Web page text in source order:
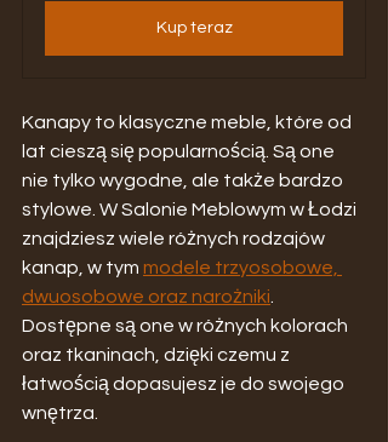
Kup teraz
Kanapy to klasyczne meble, które od
lat cieszą się popularnością. Są one
nie tylko wygodne, ale także bardzo
stylowe. W Salonie Meblowym w Łodzi
znajdziesz wiele różnych rodzajów
kanap, w tym modele trzyosobowe,
dwuosobowe oraz narożniki
Dostępne są one w różnych kolorach
oraz tkaninach, dzięki czemu z
łatwością dopasujesz je do swojego
wnętrza.